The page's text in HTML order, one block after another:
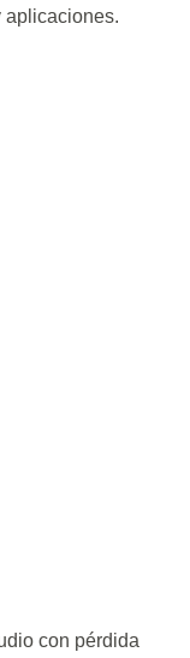
aplicaciones.
con pérdida